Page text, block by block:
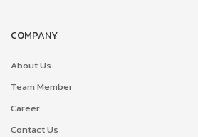
COMPANY
About Us
Team Member
Career
Contact Us